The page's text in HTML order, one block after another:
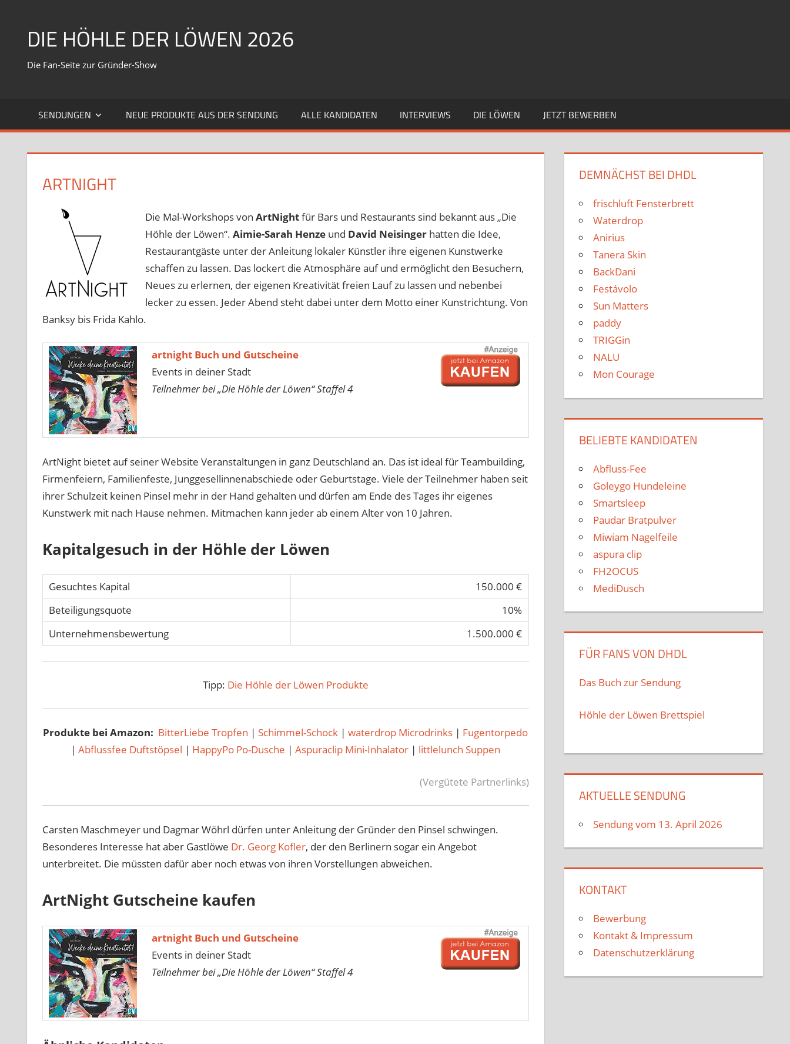
springenDIE HÖHLE DER LÖWEN 2026
Die Fan-Seite zur Gründer-Show
SENDUNGEN NEUE PRODUKTE AUS DER SENDUNG ALLE KANDIDATEN INTERVIEWS DIE LÖWEN JETZT BEWERBEN
ARTNIGHT
Die Mal-Workshops von ArtNightfür Bars und Restaurants sind bekannt aus „Die
Höhle der Löwen“. Aimie-Sarah Henze und David Neisinger hatten die Idee,
Restaurantgäste unter der Anleitung lokaler Künstler ihre eigenen Kunstwerke
schaffen zu lassen. Das lockert die Atmosphäre auf und ermöglicht den Besuchern,
Neues zu erlernen, der eigenen Kreativität freien Lauf zu lassen und nebenbei
lecker zu essen. Jeder Abend steht dabei unter dem Motto einer Kunstrichtung. Von
Banksy bis Frida Kahlo.
artnight Buch und Gutscheine
Events in deiner Stadt
Teilnehmer bei „Die Höhle der Löwen“ Staffel 4
ArtNight bietet auf seiner Website Veranstaltungen in ganz Deutschland an. Das ist ideal für Teambuilding,
Firmenfeiern, Familienfeste, Junggesellinnenabschiede oder Geburtstage. Viele der Teilnehmer haben seit
ihrer Schulzeit keinen Pinsel mehr in der Hand gehalten und dürfen am Ende des Tages ihr eigenes
Kunstwerk mit nach Hause nehmen. Mitmachen kann jeder ab einem Alter von 10 Jahren.
Kapitalgesuch in der Höhle der Löwen
Gesuchtes Kapital
150.000 €
Beteiligungsquote
10%
Unternehmensbewertung
1.500.000 €
Tipp: Die Höhle der Löwen Produkte
Produkte bei Amazon: BitterLiebe Tropfen | Schimmel-Schock | waterdrop Microdrinks | Fugentorpedo
| Abflussfee Duftstöpsel | HappyPo Po-Dusche |Aspuraclip Mini-Inhalator | littlelunch Suppen
(Vergütete Partnerlinks)
Carsten Maschmeyer und Dagmar Wöhrl dürfen unter Anleitung der Gründer den Pinsel schwingen.
Besonderes Interesse hat aber Gastlöwe Dr. Georg Kofler, der den Berlinern sogar ein Angebot
unterbreitet. Die müssten dafür aber noch etwas von ihren Vorstellungen abweichen.
ArtNight Gutscheine kaufen
artnight Buch und Gutscheine
Events in deiner Stadt
Teilnehmer bei „Die Höhle der Löwen“ Staffel 4
DEMNÄCHST BEI DHDL
frischluft Fensterbrett
Waterdrop
Anirius
Tanera Skin
BackDani
Festávolo
Sun Matters
paddy
TRIGGin
NALU
Mon Courage
BELIEBTE KANDIDATEN
Abfluss-Fee
Goleygo Hundeleine
Smartsleep
Paudar Bratpulver
Miwiam Nagelfeile
aspura clip
FH2OCUS
MediDusch
FÜR FANS VON DHDL
Das Buch zur Sendung
Höhle der Löwen Brettspiel
AKTUELLE SENDUNG
Sendung vom 13. April 2026
KONTAKT
Bewerbung
Kontakt & Impressum
Datenschutzerklärung